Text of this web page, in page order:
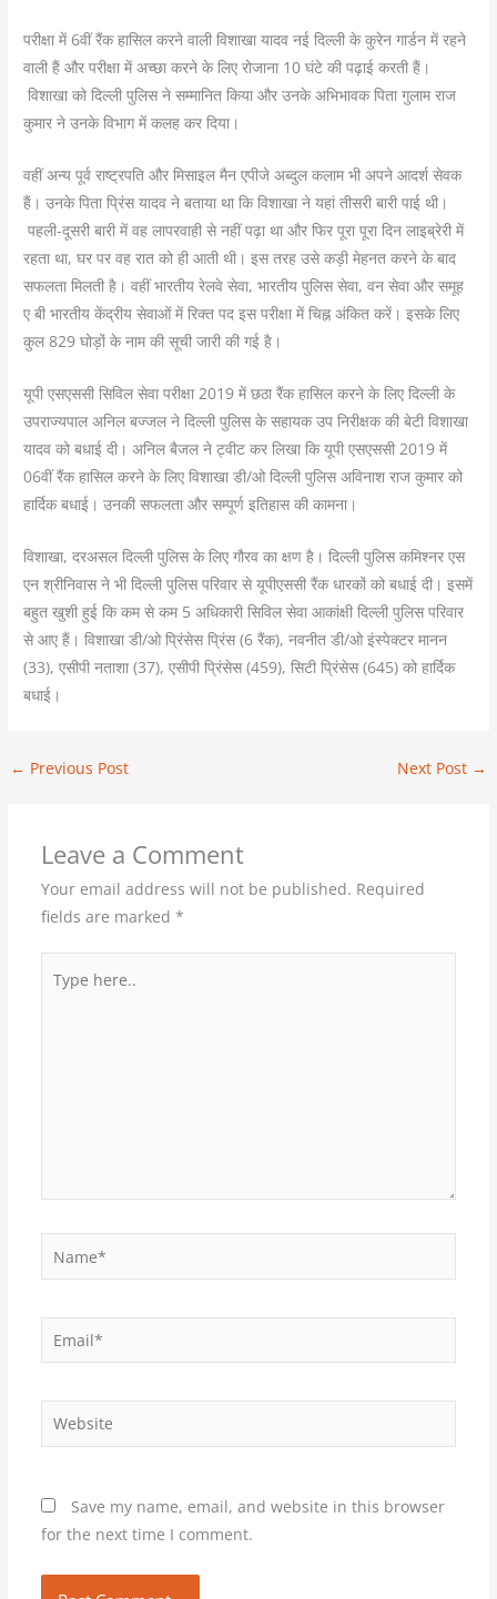
परीक्षा में 6वीं रैंक हासिल करने वाली विशाखा यादव नई दिल्ली के कुरेन गार्डन में रहने
वाली हैं और परीक्षा में अच्छा करने के लिए रोजाना 10 घंटे की पढ़ाई करती हैं।
विशाखा को दिल्ली पुलिस ने सम्मानित किया और उनके अभिभावक पिता गुलाम राज
कुमार ने उनके विभाग में कलह कर दिया।
वहीं अन्य पूर्व राष्ट्रपति और मिसाइल मैन एपीजे अब्दुल कलाम भी अपने आदर्श सेवक
हैं। उनके पिता प्रिंस यादव ने बताया था कि विशाखा ने यहां तीसरी बारी पाई थी।
पहली-दूसरी बारी में वह लापरवाही से नहीं पढ़ा था और फिर पूरा पूरा दिन लाइब्रेरी में
रहता था, घर पर वह रात को ही आती थी। इस तरह उसे कड़ी मेहनत करने के बाद
सफलता मिलती है। वहीं भारतीय रेलवे सेवा, भारतीय पुलिस सेवा, वन सेवा और समूह
ए बी भारतीय केंद्रीय सेवाओं में रिक्त पद इस परीक्षा में चिह्न अंकित करें। इसके लिए
कुल 829 घोड़ों के नाम की सूची जारी की गई है।
यूपी एसएससी सिविल सेवा परीक्षा 2019 में छठा रैंक हासिल करने के लिए दिल्ली के
उपराज्यपाल अनिल बज्जल ने दिल्ली पुलिस के सहायक उप निरीक्षक की बेटी विशाखा
यादव को बधाई दी। अनिल बैजल ने ट्वीट कर लिखा कि यूपी एसएससी 2019 में
06वीं रैंक हासिल करने के लिए विशाखा डी/ओ दिल्ली पुलिस अविनाश राज कुमार को
हार्दिक बधाई। उनकी सफलता और सम्पूर्ण इतिहास की कामना।
विशाखा, दरअसल दिल्ली पुलिस के लिए गौरव का क्षण है। दिल्ली पुलिस कमिश्नर एस
एन श्रीनिवास ने भी दिल्ली पुलिस परिवार से यूपीएससी रैंक धारकों को बधाई दी। इसमें
बहुत खुशी हुई कि कम से कम 5 अधिकारी सिविल सेवा आकांक्षी दिल्ली पुलिस परिवार
से आए हैं। विशाखा डी/ओ प्रिंसेस प्रिंस (6 रैंक), नवनीत डी/ओ इंस्पेक्टर मानन
(33), एसीपी नताशा (37), एसीपी प्रिंसेस (459), सिटी प्रिंसेस (645) को हार्दिक
बधाई।
← Previous Post Next Post →
Leave a Comment
Your email address will not be published. Required
fields are marked *
here..
Email*
Website
Save my name, email, and website in this browser
for the next time I comment.